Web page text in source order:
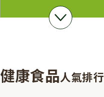
健康食品人氣排行